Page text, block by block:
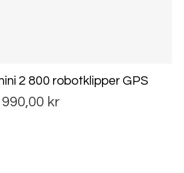
2 800 robotklipper GPS
990,00 kr